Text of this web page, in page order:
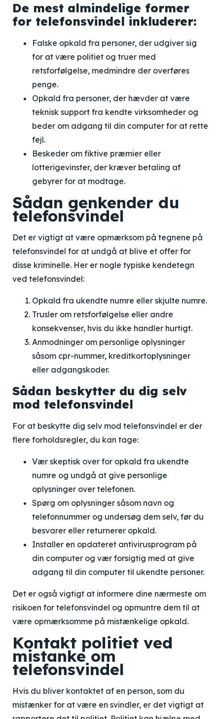
De mest almindelige former
for telefonsvindel inkluderer:
Falske opkald fra personer, der udgiver sig
for at være politiet og truer med
retsforfølgelse, medmindre der overføres
penge.
Opkald fra personer, der hævder at være
teknisk support fra kendte virksomheder og
beder om adgang til din computer for at rette
fejl.
Beskeder om fiktive præmier eller
lotterigevinster, der kræver betaling af
gebyrer for at modtage.
Sådan genkender du
telefonsvindel
Det er vigtigt at være opmærksom på tegnene på
telefonsvindel for at undgå at blive et offer for
disse kriminelle. Her er nogle typiske kendetegn
ved telefonsvindel:
Opkald fra ukendte numre eller skjulte numre.
Trusler om retsforfølgelse eller andre
konsekvenser, hvis du ikke handler hurtigt.
Anmodninger om personlige oplysninger
såsom cpr-nummer, kreditkortoplysninger
eller adgangskoder.
Sådan beskytter du dig selv
mod telefonsvindel
For at beskytte dig selv mod telefonsvindel er der
flere forholdsregler, du kan tage:
Vær skeptisk over for opkald fra ukendte
numre og undgå at give personlige
oplysninger over telefonen.
Spørg om oplysninger såsom navn og
telefonnummer og undersøg dem selv, før du
besvarer eller returnerer opkald.
Installer en opdateret antivirusprogram på
din computer og vær forsigtig med at give
adgang til din computer til ukendte personer.
Det er også vigtigt at informere dine nærmeste om
risikoen for telefonsvindel og opmuntre dem til at
være opmærksomme på mistænkelige opkald.
Kontakt politiet ved
mistanke om
telefonsvindel
Hvis du bliver kontaktet af en person, som du
mistænker for at være en svindler, er det vigtigt at